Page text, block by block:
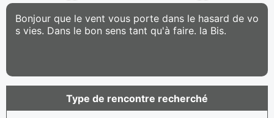
Bonjour que le vent vous porte dans le hasard de vo
s vies. Dans le bon sens tant qu'à faire. la Bis.
Type de rencontre recherché